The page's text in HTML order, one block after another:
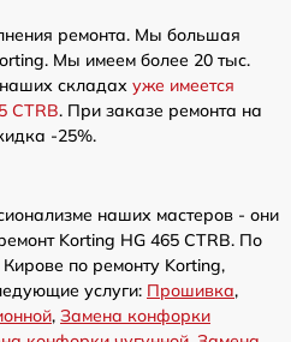
ремонта. Мы большая
Мы имеем более 20 тыс.
складах уже имеется
CTRB. При заказе ремонта на
-25%.
наших мастеров - они
Korting HG 465 CTRB. По
по ремонту Korting,
услуги: Прошивка,
, Замена конфорки